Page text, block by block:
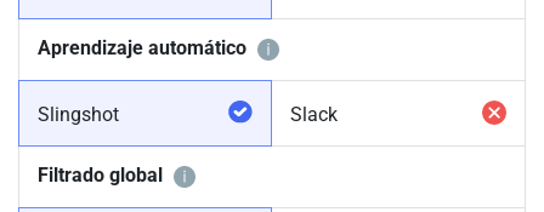
Aprendizaje automático
Slingshot Slack
Filtrado global